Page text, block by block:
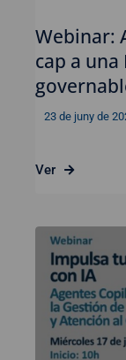
Webinar:
cap a
23 de juny de
Ver